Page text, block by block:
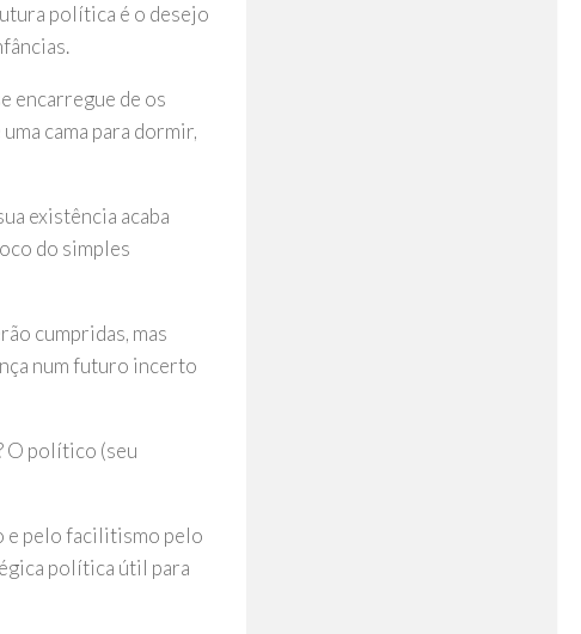
política é o desejo
encarregue de os
cama para dormir,
existência acaba
do simples
cumpridas, mas
num futuro incerto
O político (seu
e pelo facilitismo pelo
política útil para